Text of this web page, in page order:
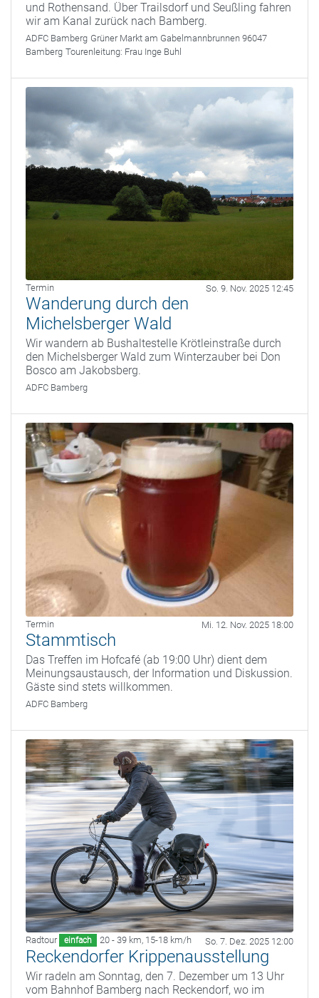
und Rothensand. Über Trailsdorf und Seußling fahren
wir am Kanal zurück nach Bamberg.
ADFC Bamberg Grüner Markt am Gabelmannbrunnen 96047
Bamberg Tourenleitung: Frau Inge Buhl
Termin So. 9. Nov. 2025 12:45
Wanderung durch den
Michelsberger Wald
Wir wandern ab Bushaltestelle Krötleinstraße durch
den Michelsberger Wald zum Winterzauber bei Don
Bosco am Jakobsberg.
ADFC Bamberg
Termin Mi. 12. Nov. 2025 18:00
Stammtisch
Das Treffen im Hofcafé (ab 19:00 Uhr) dient dem
Meinungsaustausch, der Information und Diskussion.
Gäste sind stets willkommen.
ADFC Bamberg
Radtour einfach 20 - 39 km, 15-18 km/h So. 7. Dez. 2025 12:00
Reckendorfer Krippenausstellung
Wir radeln am Sonntag, den 7. Dezember um 13 Uhr
vom Bahnhof Bamberg nach Reckendorf, wo im